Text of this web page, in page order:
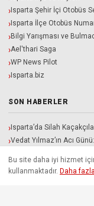
Isparta Şehir İçi Otobüs
Isparta İlçe Otobüs
Bilgi Yarışması ve
Ael'thari Saga
WP News Pilot
Isparta.biz
SON HABERLER
Isparta’da Silah
Vedat Yılmaz’ın Acı
Davraz Kampında
Bu site daha iyi hizmet
kullanmaktadır. Daha